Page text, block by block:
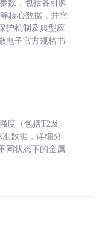
数，包括各引脚
核心数据，并附
护机制及典型应
电子官方规格书
度（包括T2及
准数据，详细分
同状态下的金属